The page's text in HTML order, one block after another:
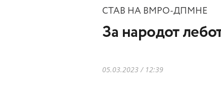
СТАВ НА ВМРО-ДПМНЕ
За народот
05.03.2023 / 12:39